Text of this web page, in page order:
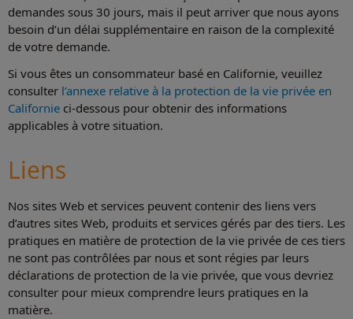
demandes sous 30 jours, mais il peut arriver que nous ayons
besoin d’un délai supplémentaire en raison de la complexité
de votre demande.
Si vous êtes un consommateur basé en Californie, veuillez
consulter l’annexe relative à la protection de la vie privée en
Californie ci-dessous pour obtenir des informations
applicables à votre situation.
Liens
Nos sites Web et services peuvent contenir des liens vers
d’autres sites Web, produits et services gérés par des tiers. Les
pratiques en matière de protection de la vie privée de ces tiers
ne sont pas contrôlées par nous et sont régies par leurs
déclarations de protection de la vie privée, que vous devriez
consulter pour mieux comprendre leurs pratiques en la
matière.